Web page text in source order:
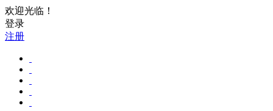
欢迎光临！
登录
注册